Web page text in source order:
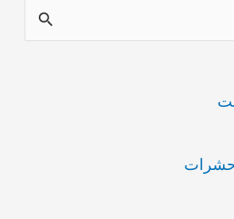
حشرات